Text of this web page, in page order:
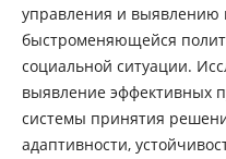
управления и выявлению
быстроменяющейся
социальной ситуации.
выявление эффективных
системы принятия
адаптивности,